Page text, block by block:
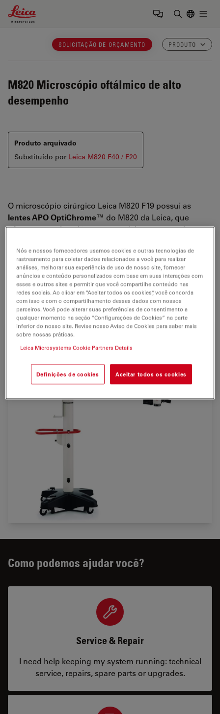
Leica Microsystems Logo
SOLICITAÇÃO DE ORÇAMENTO PRODUTO
M820 Microscópio oftálmico de alto
desempenho
Produto arquivado
Substituído por Leica M820 F40 / F20
O microscópio cirúrgico Leica M820 F19 possui as
lentes APO OptiChrome™ do M820 da Leica, que
oferecem ao cirurgião cor natural, incomparável
de reconhecimento de detalhes.
Com suabase excepcionalmente pequenaealcance
extra longo, o suporte mecânico de piso do Leica F19 é
fácil de manobrare posicionar na sala de cirurgia.
Como podemos ajudar você?
Service & Repair
I need help keeping my system running: technical
service, repairs, spare parts or upgrades.
Nós e nossos fornecedores usamos cookies e outras tecnologias de
rastreamento para coletar dados relacionados a você para realizar
análises, melhorar sua experiência de uso de nosso site, fornecer
anúncios e conteúdo personalizados com base em suas interações com
esses e outros sites e permitir que você compartilhe conteúdo nas
redes sociais. Ao clicar em “Aceitar todos os cookies”, você concorda
com isso e com o compartilhamento desses dados com nossos
parceiros. Você pode alterar suas preferências de consentimento a
qualquer momento na seção “Configurações de Cookies” na parte
inferior do nosso site. Revise nosso Aviso de Cookies para saber mais
sobre nossas práticas.
Leica Microsystems Cookie Partners Details
Definições de cookies Aceitar todos os cookies